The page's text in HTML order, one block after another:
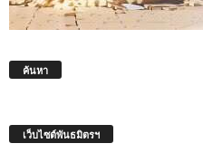
ค้นหา
เว็บไซต์พันธมิตรฯ